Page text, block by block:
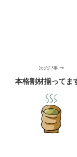
次の記事
本格割材揃ってま